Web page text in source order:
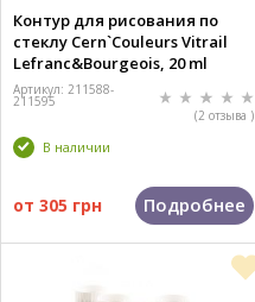
Контур для рисования по
стеклу Cern`Couleurs Vitrail
Lefranс&Bourgeois, 20 ml
Артикул: 211588-
211595
(2 отзыва )
В наличии
от 305 грн Подробнее